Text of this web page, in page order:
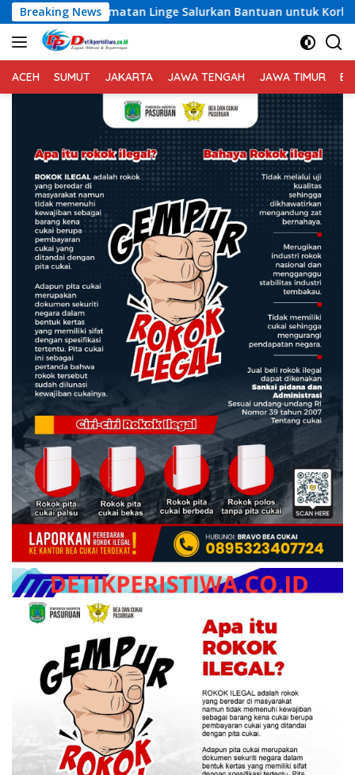
Langsung
ke
konten
Breaking News
Linge Salurkan Bantuan untuk Korban Kebakaran di
ACEH SUMUT JAKARTA JAWA TENGAH JAWA TIMUR